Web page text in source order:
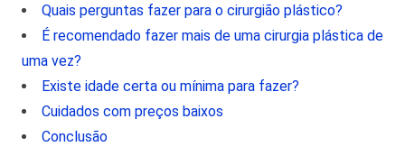
Quais perguntas fazer para o cirurgião plástico?
É recomendado fazer mais de uma cirurgia plástica de
uma vez?
Existe idade certa ou mínima para fazer?
Cuidados com preços baixos
Conclusão